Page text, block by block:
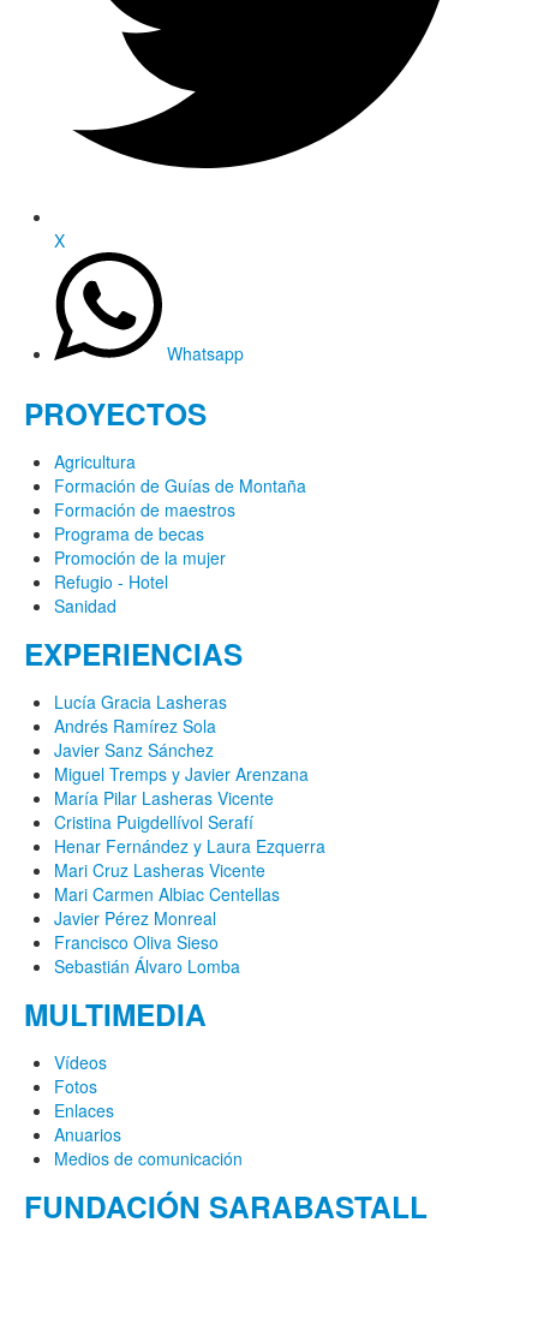
X
Whatsapp
PROYECTOS
Agricultura
Formación de Guías de Montaña
Formación de maestros
Programa de becas
Promoción de la mujer
Refugio - Hotel
Sanidad
EXPERIENCIAS
Lucía Gracia Lasheras
Andrés Ramírez Sola
Javier Sanz Sánchez
Miguel Tremps y Javier Arenzana
María Pilar Lasheras Vicente
Cristina Puigdellívol Serafí
Henar Fernández y Laura Ezquerra
Mari Cruz Lasheras Vicente
Mari Carmen Albiac Centellas
Javier Pérez Monreal
Francisco Oliva Sieso
Sebastián Álvaro Lomba
MULTIMEDIA
Vídeos
Fotos
Enlaces
Anuarios
Medios de comunicación
FUNDACIÓN SARABASTALL